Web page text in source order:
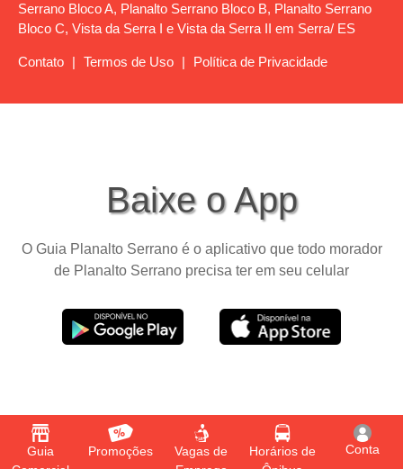
Guia
Promoções
Vagas de
Horários de
Conta
Serrano Bloco A, Planalto Serrano Bloco B, Planalto Serrano
Bloco C, Vista da Serra I e Vista da Serra II em Serra/ ES
Contato | Termos de Uso | Política de Privacidade
Baixe o App
O Guia Planalto Serrano é o aplicativo que todo morador
de Planalto Serrano precisa ter em seu celular